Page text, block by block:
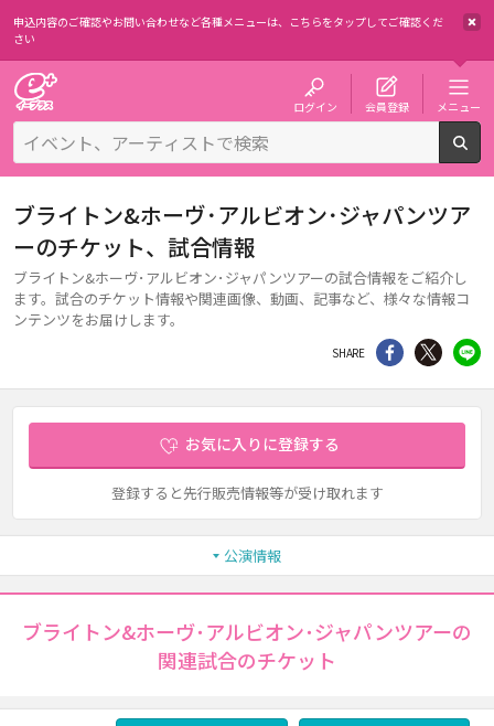
申込内容のご確認やお問い合わせなど各種メニューは、 こちらをタップしてご確認くだ
さい
ログイン 会員登録 メニュー
ブライトン&ホーヴ･アルビオン･ジャパンツア
ーのチケット、試合情報
ブライトン&ホーヴ･アルビオン･ジャパンツアーの試合情報をご紹介し
ます。試合のチケット情報や関連画像、動画、記事など、様々な情報コ
ンテンツをお届けします。
SHARE シェア Twitter
お気に入りに登録する
登録すると先行販売情報等が受け取れます
公演情報
ブライトン&ホーヴ･アルビオン･ジャパンツアーの
関連試合のチケット